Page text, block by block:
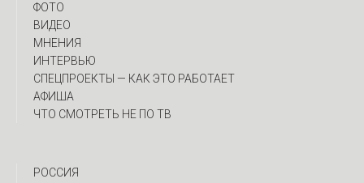
ФОТО
ВИДЕО
МНЕНИЯ
ИНТЕРВЬЮ
CПЕЦПРОЕКТЫ — КАК ЭТО РАБОТАЕТ
АФИША
ЧТО СМОТРЕТЬ НЕ ПО ТВ
РОССИЯ